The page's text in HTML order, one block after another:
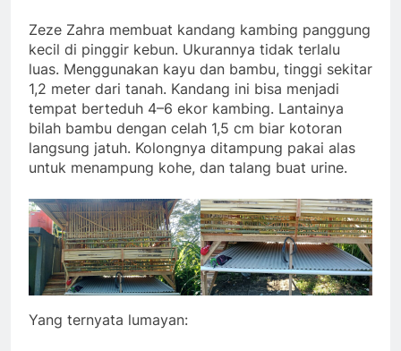
Zeze Zahra membuat kandang kambing panggung
kecil di pinggir kebun. Ukurannya tidak terlalu
luas. Menggunakan kayu dan bambu, tinggi sekitar
1,2 meter dari tanah. Kandang ini bisa menjadi
tempat berteduh 4–6 ekor kambing. Lantainya
bilah bambu dengan celah 1,5 cm biar kotoran
langsung jatuh. Kolongnya ditampung pakai alas
untuk menampung kohe, dan talang buat urine.
Yang ternyata lumayan: